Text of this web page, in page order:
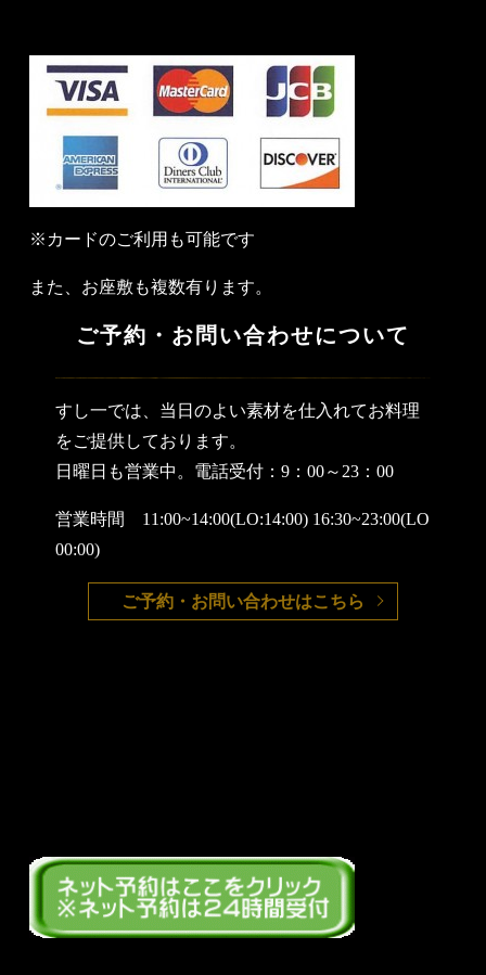
※カードのご利用も可能です
また、お座敷も複数有ります。
ご予約・お問い合わせについて
すし一では、当日のよい素材を仕入れてお料理
をご提供しております。
日曜日も営業中。 電話受付：9：00～23：00
営業時間 11:00~14:00(LO:14:00) 16:30~23:00(LO
00:00)
ご予約・お問い合わせはこちら